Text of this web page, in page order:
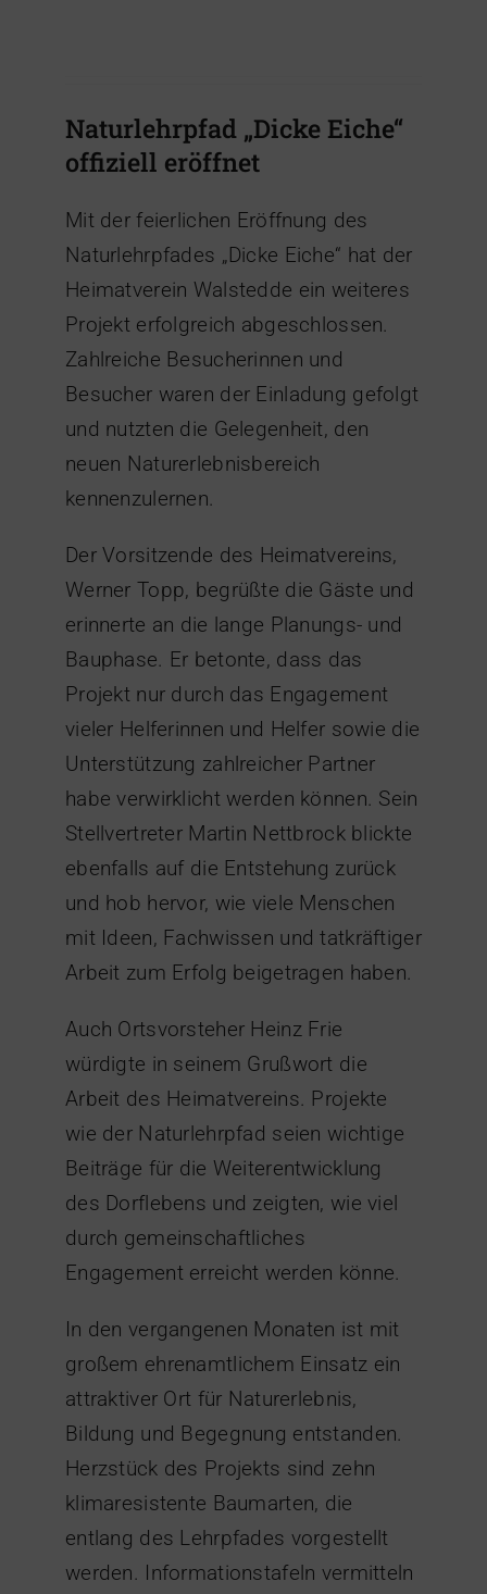
Naturlehrpfad „Dicke Eiche“
offiziell eröffnet
Mit der feierlichen Eröffnung des
Naturlehrpfades „Dicke Eiche“ hat der
Heimatverein Walstedde ein weiteres
Projekt erfolgreich abgeschlossen.
Zahlreiche Besucherinnen und
Besucher waren der Einladung gefolgt
und nutzten die Gelegenheit, den
neuen Naturerlebnisbereich
kennenzulernen.
Der Vorsitzende des Heimatvereins,
Werner Topp, begrüßte die Gäste und
erinnerte an die lange Planungs- und
Bauphase. Er betonte, dass das
Projekt nur durch das Engagement
vieler Helferinnen und Helfer sowie die
Unterstützung zahlreicher Partner
habe verwirklicht werden können. Sein
Stellvertreter Martin Nettbrock blickte
ebenfalls auf die Entstehung zurück
und hob hervor, wie viele Menschen
mit Ideen, Fachwissen und tatkräftiger
Arbeit zum Erfolg beigetragen haben.
Auch Ortsvorsteher Heinz Frie
würdigte in seinem Grußwort die
Arbeit des Heimatvereins. Projekte
wie der Naturlehrpfad seien wichtige
Beiträge für die Weiterentwicklung
des Dorflebens und zeigten, wie viel
durch gemeinschaftliches
Engagement erreicht werden könne.
In den vergangenen Monaten ist mit
großem ehrenamtlichem Einsatz ein
attraktiver Ort für Naturerlebnis,
Bildung und Begegnung entstanden.
Herzstück des Projekts sind zehn
klimaresistente Baumarten, die
entlang des Lehrpfades vorgestellt
werden. Informationstafeln vermitteln